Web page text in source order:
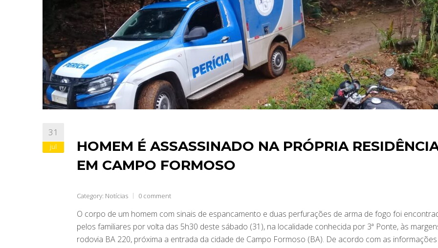
31
jul
HOMEM É ASSASSINADO NA PRÓPRIA
EM CAMPO FORMOSO
Category: Notícias 0 comment
O corpo de um homem com sinais de espancamento e duas perfurações de arma de fogo foi
pelos familiares por volta das 5h30 deste sábado (31), na localidade conhecida por 3ª Ponte, às
rodovia BA 220, próxima a entrada da cidade de Campo Formoso (BA). De acordo com as informações